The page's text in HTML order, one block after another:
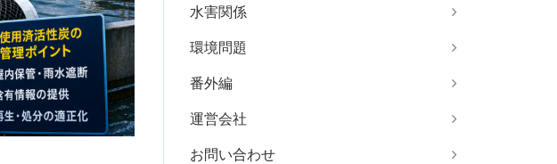
水害関係
環境問題
番外編
運営会社
お問い合わせ